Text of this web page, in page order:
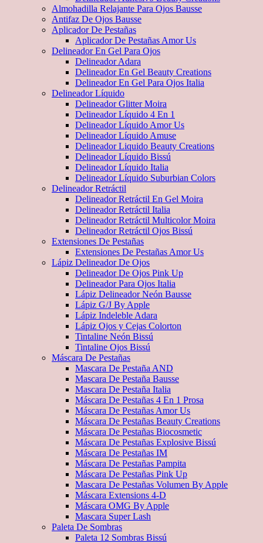
Almohadilla Relajante Para Ojos Bausse
Antifaz De Ojos Bausse
Aplicador De Pestañas
Aplicador De Pestañas Amor Us
Delineador En Gel Para Ojos
Delineador Adara
Delineador En Gel Beauty Creations
Delineador En Gel Para Ojos Italia
Delineador Líquido
Delineador Glitter Moira
Delineador Líquido 4 En 1
Delineador Líquido Amor Us
Delineador Líquido Amuse
Delineador Liquido Beauty Creations
Delineador Líquido Bissú
Delineador Líquido Italia
Delineador Líquido Suburbian Colors
Delineador Retráctil
Delineador Retráctil En Gel Moira
Delineador Retráctil Italia
Delineador Retráctil Multicolor Moira
Delineador Retráctil Ojos Bissú
Extensiones De Pestañas
Extensiones De Pestañas Amor Us
Lápiz Delineador De Ojos
Delineador De Ojos Pink Up
Delineador Para Ojos Italia
Lápiz Delineador Neón Bausse
Lápiz G/J By Apple
Lápiz Indeleble Adara
Lápiz Ojos y Cejas Colorton
Tintaline Neón Bissú
Tintaline Ojos Bissú
Máscara De Pestañas
Mascara De Pestaña AND
Mascara De Pestaña Bausse
Mascara De Pestaña Italia
Máscara De Pestañas 4 En 1 Prosa
Máscara De Pestañas Amor Us
Máscara De Pestañas Beauty Creations
Máscara De Pestañas Biocosmetic
Máscara De Pestañas Explosive Bissú
Máscara De Pestañas IM
Máscara De Pestañas Pampita
Máscara De Pestañas Pink Up
Mascara De Pestañas Volumen By Apple
Máscara Extensions 4-D
Máscara OMG By Apple
Mascara Super Lash
Paleta De Sombras
Paleta 12 Sombras Bissú